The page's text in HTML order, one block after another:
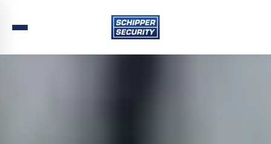
Home › Overijssel › Hardenberg